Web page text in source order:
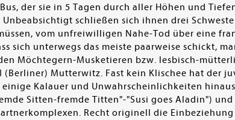
der sie in 5 Tagen durch aller Höhen und
schließen sich ihnen drei
vom unfreiwilligen Nahe-Tod über eine
sich unterwegs das meiste paarweise schickt,
Möchtegern-Musketieren bzw. lesbisch-
(Berliner) Mutterwitz. Fast kein Klischee hat der
Kalauer und Unwahrscheinlichkeiten
Sitten-fremde Titten"-"Susi goes Aladin")
Recht originell die